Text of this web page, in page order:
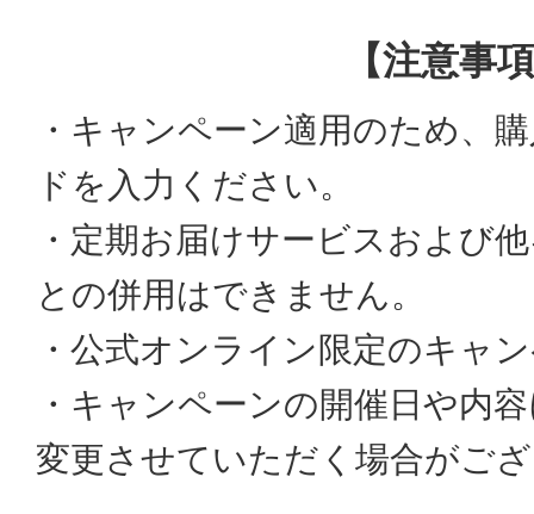
【注意事
・キャンペーン適用のため、
ドを入力ください。
・定期お届けサービスおよび
との併用はできません。
・公式オンライン限定のキャ
・キャンペーンの開催日や内
変更させていただく場合がご